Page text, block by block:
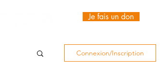
Je fais un don
Connexion/Inscription